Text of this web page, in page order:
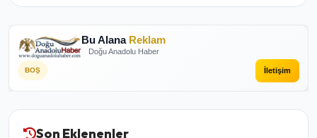
Bu Alana Reklam
Doğu Anadolu Haber
BOŞ İletişim
Son Eklenenler